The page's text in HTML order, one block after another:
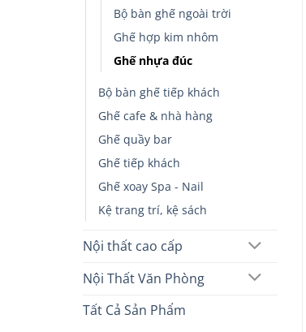
Bộ bàn ghế ngoài trời
Ghế hợp kim nhôm
Ghế nhựa đúc
Bộ bàn ghế tiếp khách
Ghế cafe & nhà hàng
Ghế quầy bar
Ghế tiếp khách
Ghế xoay Spa - Nail
Kệ trang trí, kệ sách
Nội thất cao cấp
Nội Thất Văn Phòng
Tất Cả Sản Phẩm